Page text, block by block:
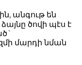
անգութ են
ծովի պէս է
մարդի նման